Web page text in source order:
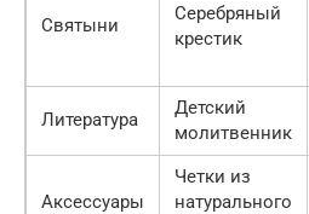
Святыни
Серебряный
крестик
Литература
Детский
молитвенник
Аксессуары
Четки из
натурального